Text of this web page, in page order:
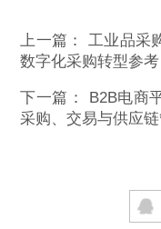
上一篇： 工业品采
数字化采购转型参考
下一篇： B2B电商
采购、交易与供应